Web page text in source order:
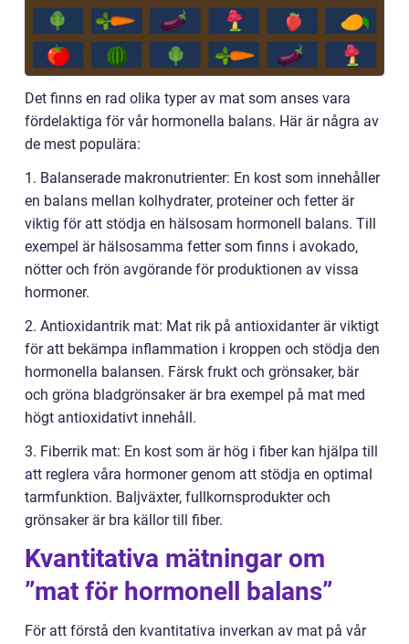
Det finns en rad olika typer av mat som anses vara
fördelaktiga för vår hormonella balans. Här är några av
de mest populära:
1. Balanserade makronutrienter: En kost som innehåller
en balans mellan kolhydrater, proteiner och fetter är
viktig för att stödja en hälsosam hormonell balans. Till
exempel är hälsosamma fetter som finns i avokado,
nötter och frön avgörande för produktionen av vissa
hormoner.
2. Antioxidantrik mat: Mat rik på antioxidanter är viktigt
för att bekämpa inflammation i kroppen och stödja den
hormonella balansen. Färsk frukt och grönsaker, bär
och gröna bladgrönsaker är bra exempel på mat med
högt antioxidativt innehåll.
3. Fiberrik mat: En kost som är hög i fiber kan hjälpa till
att reglera våra hormoner genom att stödja en optimal
tarmfunktion. Baljväxter, fullkornsprodukter och
grönsaker är bra källor till fiber.
Kvantitativa mätningar om
”mat för hormonell balans”
För att förstå den kvantitativa inverkan av mat på vår